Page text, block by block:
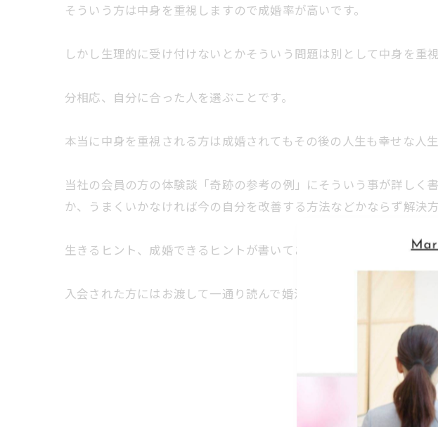
そういう方は中身を重視しますので成婚率が高いです。
しかし生理的に受け付けないとかそういう問題は別として中身を重
分相応、自分に合った人を選ぶことです。
本当に中身を重視される方は成婚されてもその後の人生も幸せな人
当社の会員の方の体験談「奇跡の参考の例」にそういう事が詳し
か、うまくいかなければ今の自分を改善する方法などかならず解決方
生きるヒント、成婚できるヒントが書いてあります。
入会された方にはお渡して一通り読んで婚活されると思いがけない